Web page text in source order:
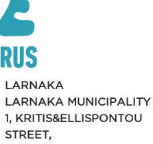
LARNAKA
LARNAKA MUNICIPALITY
1, KRITIS&ELLISPONTOU
STREET,